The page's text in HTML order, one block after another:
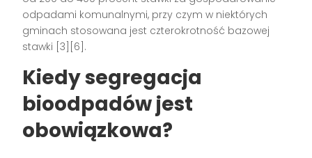
odpadami komunalnymi, przy czym w niektórych
gminach stosowana jest czterokrotność bazowej
stawki [3][6].
Kiedy segregacja
bioodpadów jest
obowiązkowa?